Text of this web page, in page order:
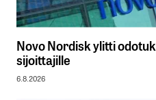
Novo Nordisk ylitti
sijoittajille
6.8.2026